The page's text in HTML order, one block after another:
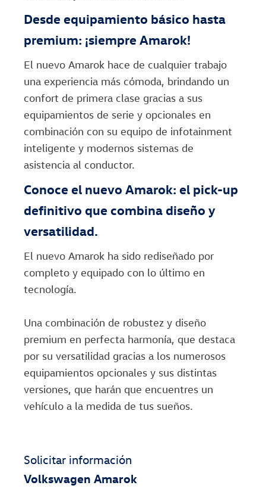
Desde equipamiento básico hasta
premium: ¡siempre Amarok!
El nuevo Amarok hace de cualquier trabajo
una experiencia más cómoda, brindando un
confort de primera clase gracias a sus
equipamientos de serie y opcionales en
combinación con su equipo de infotainment
inteligente y modernos sistemas de
asistencia al conductor.
Conoce el nuevo Amarok: el pick-up
definitivo que combina diseño y
versatilidad.
El nuevo Amarok ha sido rediseñado por
completo y equipado con lo último en
tecnología.
Una combinación de robustez y diseño
premium en perfecta harmonía, que destaca
por su versatilidad gracias a los numerosos
equipamientos opcionales y sus distintas
versiones, que harán que encuentres un
vehículo a la medida de tus sueños.
Solicitar información
Volkswagen Amarok